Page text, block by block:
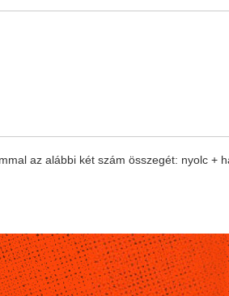
az alábbi két szám összegét: nyolc +